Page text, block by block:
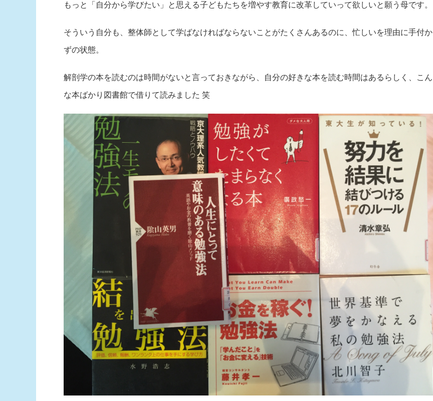
もっと「自分から学びたい」と思える子どもたちを増やす教育に改革していって欲しいと願う母です。
そういう自分も、整体師として学ばなければならないことがたくさんあるのに、忙しいを理由に手付か
ずの状態。
解剖学の本を読むのは時間がないと言っておきながら、自分の好きな本を読む時間はあるらしく、こん
な本ばかり図書館で借りて読みました 笑